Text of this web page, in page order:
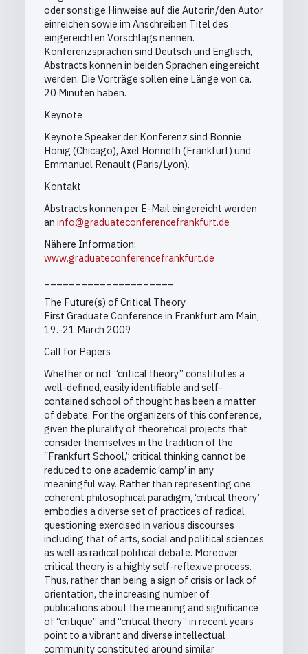
oder sonstige Hinweise auf die Autorin/den Autor
einreichen sowie im Anschreiben Titel des
eingereichten Vorschlags nennen.
Konferenzsprachen sind Deutsch und Englisch,
Abstracts können in beiden Sprachen eingereicht
werden. Die Vorträge sollen eine Länge von ca.
20 Minuten haben.
Keynote
Keynote Speaker der Konferenz sind Bonnie
Honig (Chicago), Axel Honneth (Frankfurt) und
Emmanuel Renault (Paris/Lyon).
Kontakt
Abstracts können per E-Mail eingereicht werden
an info@graduateconferencefrankfurt.de
Nähere Information:
www.graduateconferencefrankfurt.de
The Future(s) of Critical Theory
First Graduate Conference in Frankfurt am Main,
19.-21 March 2009
Call for Papers
Whether or not “critical theory” constitutes a
well-defined, easily identifiable and self-
contained school of thought has been a matter
of debate. For the organizers of this conference,
given the plurality of theoretical projects that
consider themselves in the tradition of the
“Frankfurt School,” critical thinking cannot be
reduced to one academic ‘camp’ in any
meaningful way. Rather than representing one
coherent philosophical paradigm, ‘critical theory’
embodies a diverse set of practices of radical
questioning exercised in various discourses
including that of arts, social and political sciences
as well as radical political debate. Moreover
critical theory is a highly self-reflexive process.
Thus, rather than being a sign of crisis or lack of
orientation, the increasing number of
publications about the meaning and significance
of “critique” and “critical theory” in recent years
point to a vibrant and diverse intellectual
community constituted around similar